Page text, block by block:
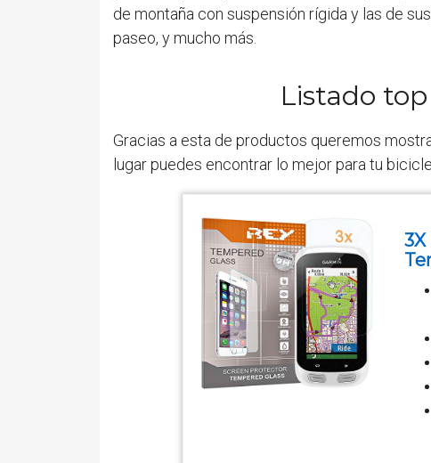
de montaña con suspensión rígida y las de
paseo, y mucho más.
Listado
Gracias a esta de productos queremos
lugar puedes encontrar lo mejor para tu